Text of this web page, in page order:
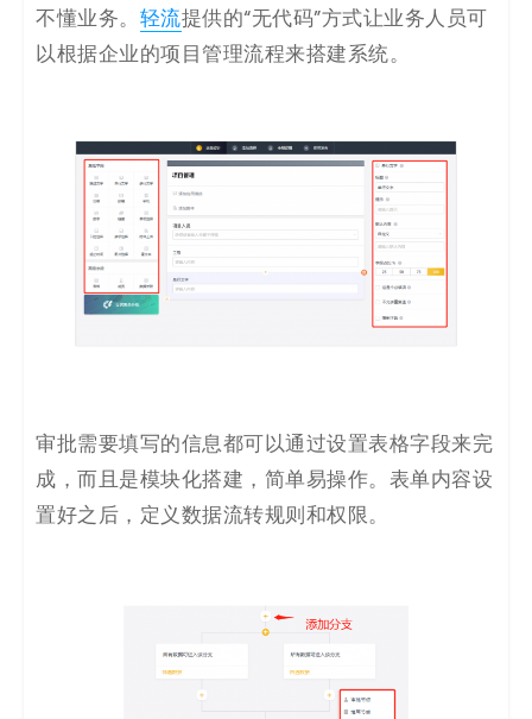
不懂业务。 轻流提供的“无代码”方式让业务人员可
以根据企业的项目管理流程来搭建系统。
审批需要填写的信息都可以通过设置表格字段来完
成，而且是模块化搭建，简单易操作。表单内容设
置好之后，定义数据流转规则和权限。